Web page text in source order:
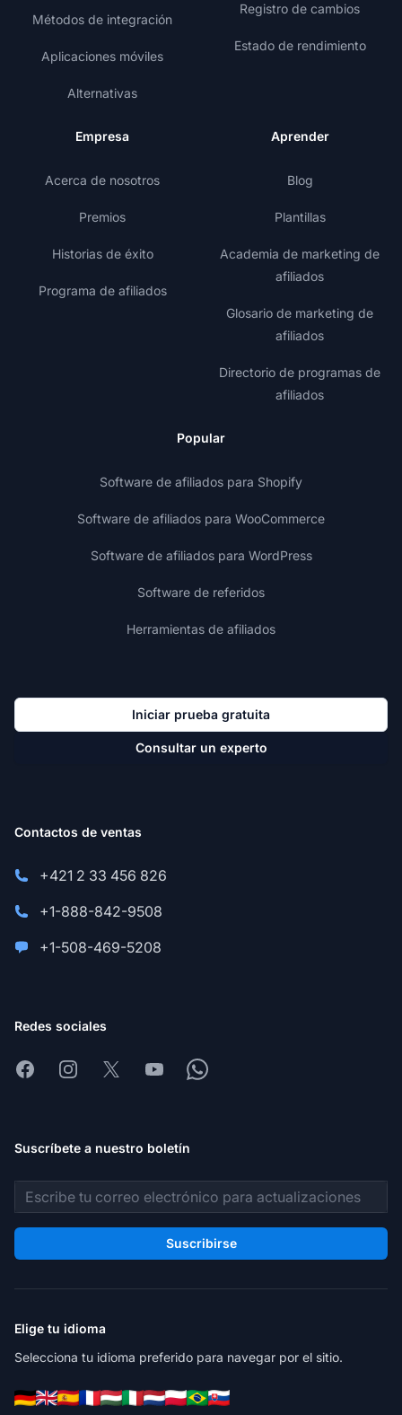
Métodos de integración
Aplicaciones móviles
Alternativas
Registro de cambios
Estado de rendimiento
Empresa
Acerca de nosotros
Premios
Historias de éxito
Programa de afiliados
Aprender
Blog
Plantillas
Academia de marketing de
afiliados
Glosario de marketing de
afiliados
Directorio de programas de
afiliados
Popular
Software de afiliados para Shopify
Software de afiliados para WooCommerce
Software de afiliados para WordPress
Software de referidos
Herramientas de afiliados
Iniciar prueba gratuita
Consultar un experto
Contactos de ventas
+421 2 33 456 826
+1-888-842-9508
+1-508-469-5208
Redes sociales
FacebookInstagram
X YoutubeWhatsapp
Suscríbete a nuestro boletín
Dirección de correo electrónico
Suscribirse
Elige tu idioma
Selecciona tu idioma preferido para navegar por el sitio.